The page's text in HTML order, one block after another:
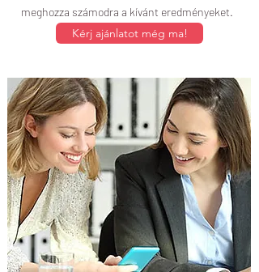
meghozza számodra a kívánt eredményeket.
Kérj ajánlatot még ma!